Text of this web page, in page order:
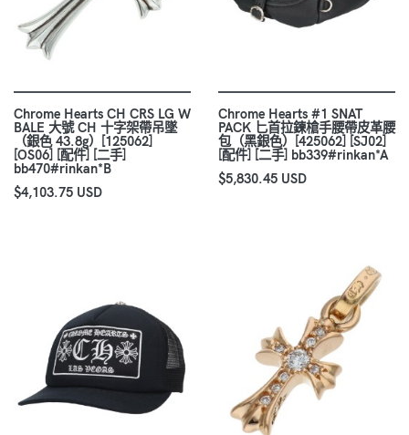
Chrome Hearts CH CRS LG W
BALE 大號 CH 十字架帶吊墜
（銀色 43.8g）[125062]
[OS06] [配件] [二手]
bb470#rinkan*B
$4,103.75 USD
Chrome Hearts #1 SNAT
PACK 匕首拉鍊槍手腰帶皮革腰
包（黑銀色）[425062] [SJ02]
[配件] [二手] bb339#rinkan*A
$5,830.45 USD